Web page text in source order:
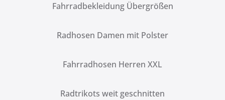
Fahrradbekleidung Übergrößen
Radhosen Damen mit Polster
Fahrradhosen Herren XXL
Radtrikots weit geschnitten